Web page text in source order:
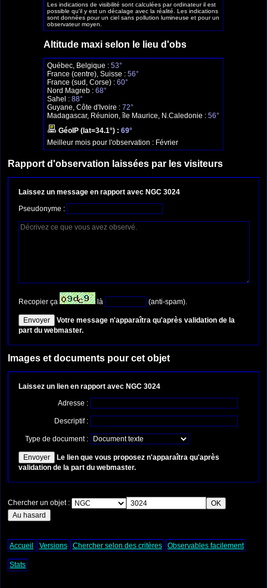
Les indications de visibilité sont calculées par ordinateur il est
possible qu'il y est un décalage avec la réalité. Les indications
sont données pour un ciel sans pollution lumineuse et pour un
observateur moyen.
Altitude maxi selon le lieu d'obs
Québec, Belgique : 53°
France (centre), Suisse : 56°
France (sud, Corse) : 60°
Nord Magreb : 68°
Sahel : 88°
Guyane, Côte d'Ivoire : 72°
Madagascar, Réunion, île Maurice, N.Caledonie : 56°
GéoIP (lat=34.1°) : 69°
Meilleur mois pour l'observation : Février
Rapport d'observation laissées par les visiteurs
Laissez un message en rapport avec NGC 3024
Pseudonyme :
Recopier ça là (anti-spam).
Votre message n'apparaîtra qu'après validation de la
part du webmaster.
Images et documents pour cet objet
Laissez un lien en rapport avec NGC 3024
Adresse :
Descriptif :
Type de document :
Le lien que vous proposez n'apparaîtra qu'après
validation de la part du webmaster.
Chercher un objet :
Accueil Versions Chercher selon des critères Observables facilement
Stats